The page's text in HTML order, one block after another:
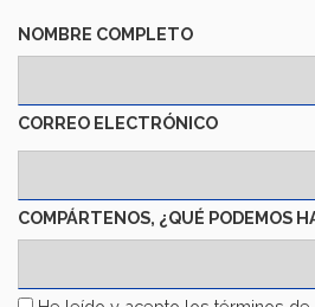
NOMBRE COMPLETO
CORREO ELECTRÓNICO
COMPÁRTENOS, ¿QUÉ PODEMOS